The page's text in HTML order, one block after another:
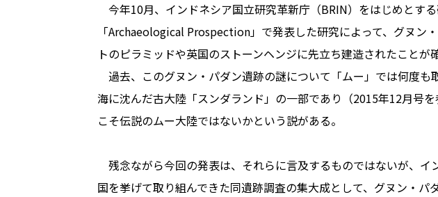
今年10月、インドネシア国立研究革新庁（BRIN）をはじめとす
「Archaeological Prospection」で発表した研究によって、グヌン
トのピラミッドや英国のストーンヘンジに先立ち建造されたことが
過去、このグヌン・パダン遺跡の謎について「ムー」では何度も
海に沈んだ古大陸「スンダランド」の一部であり（2015年12月号
こそ伝説のムー大陸ではないかという説がある。
残念ながら今回の発表は、それらに言及するものではないが、イ
国を挙げて取り組んできた同遺跡調査の集大成として、グヌン・パ